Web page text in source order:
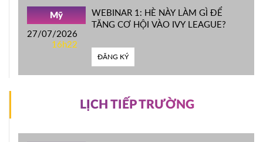
Mỹ
27/07/2026
16h22
WEBINAR 1: HÈ NÀY LÀM GÌ ĐỂ
TĂNG CƠ HỘI VÀO IVY LEAGUE?
ĐĂNG KÝ
LỊCH TIẾP TRƯỜNG